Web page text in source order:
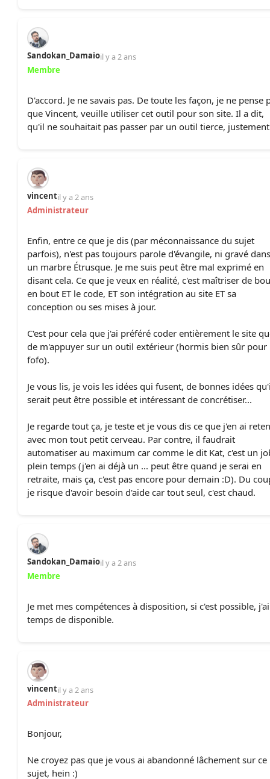
Sandokan_Damaioil y a 2 ans
Membre
D'accord. Je ne savais pas. De toute les façon, je ne pense
que Vincent, veuille utiliser cet outil pour son site. Il a dit,
qu'il ne souhaitait pas passer par un outil tierce,
vincentil y a 2 ans
Administrateur
Enfin, entre ce que je dis (par méconnaissance du sujet
parfois), n'est pas toujours parole d'évangile, ni gravé dans
un marbre Étrusque. Je me suis peut être mal exprimé en
disant cela. Ce que je veux en réalité, c'est maîtriser de
en bout ET le code, ET son intégration au site ET sa
conception ou ses mises à jour.
C'est pour cela que j'ai préféré coder entièrement le site
de m'appuyer sur un outil extérieur (hormis bien sûr pour
fofo).
Je vous lis, je vois les idées qui fusent, de bonnes idées
serait peut être possible et intéressant de concrétiser...
Je regarde tout ça, je teste et je vous dis ce que j'en ai
avec mon tout petit cerveau. Par contre, il faudrait
automatiser au maximum car comme le dit Kat, c'est un
plein temps (j'en ai déjà un ... peut être quand je serai en
retraite, mais ça, c'est pas encore pour demain :D). Du
je risque d'avoir besoin d'aide car tout seul, c'est chaud.
Sandokan_Damaioil y a 2 ans
Membre
Je met mes compétences à disposition, si c'est possible,
temps de disponible.
vincentil y a 2 ans
Administrateur
Bonjour,
Ne croyez pas que je vous ai abandonné lâchement sur ce
sujet, hein :)